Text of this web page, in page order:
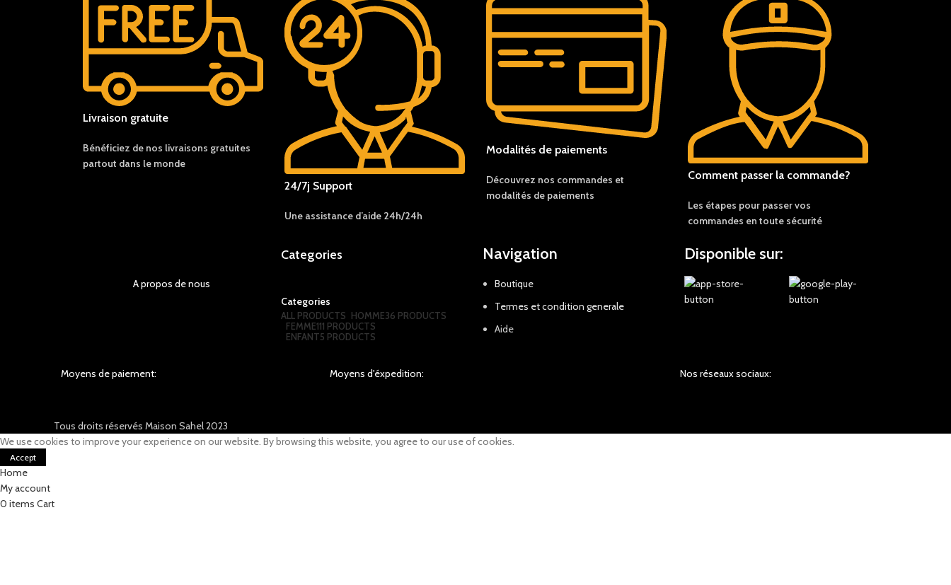
Livraison gratuite
Bénéficiez de nos livraisons gratuites
partout dans le monde
24/7j Support
Une assistance d’aide 24h/24h
Modalités de paiements
Découvrez nos commandes et
modalités de paiements
Comment passer la commande?
Les étapes pour passer vos
commandes en toute sécurité
A propos de nous
Categories
Categories
ALL PRODUCTS HOMME36 PRODUCTS
FEMME111 PRODUCTS
ENFANT5 PRODUCTS
Navigation
Boutique
Termes et condition generale
Aide
Disponible sur:
Moyens de paiement: Moyens d'éxpedition: Nos réseaux sociaux:
Tous droits réservés Maison Sahel 2023
We use cookies to improve your experience on our website. By browsing this website, you agree to our use of cookies.
Accept
Home
My account
0 items Cart